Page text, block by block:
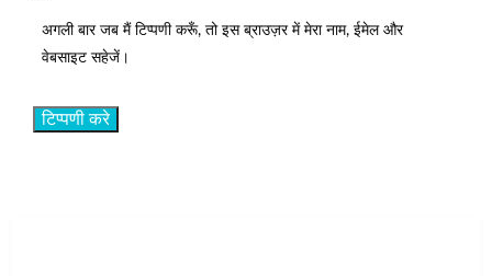
अगली बार जब मैं टिप्पणी करूँ, तो इस ब्राउज़र में मेरा नाम, ईमेल और
वेबसाइट सहेजें।